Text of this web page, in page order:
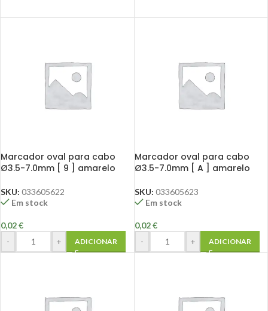
Marcador oval para cabo
Ø3.5-7.0mm [ 9 ] amarelo
SKU: 033605622
Em stock
0,02€
-
+ ADICIONAR
Marcador oval para cabo
Ø3.5-7.0mm [ A ] amarelo
SKU: 033605623
Em stock
0,02€
-
+ ADICIONAR